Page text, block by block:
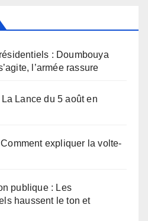
: Doumbouya
l’armée rassure
Lance du 5 août en
expliquer la volte-
publique : Les
haussent le ton et